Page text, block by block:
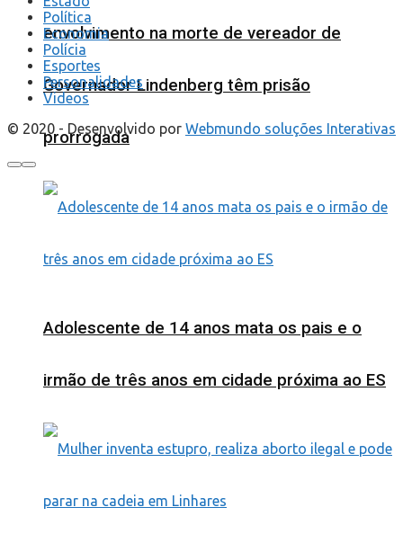
envolvimento na morte de vereador de
Governador Lindenberg têm prisão
prorrogada
Adolescente de 14 anos mata os pais e o
irmão de três anos em cidade próxima ao ES
Política
Economia
Polícia
Esportes
Personalidades
Videos
© 2020 - Desenvolvido por Webmundo soluções Interativas